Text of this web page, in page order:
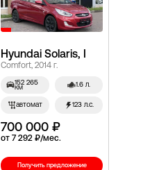
Hyundai Solaris, I
Comfort, 2014 г.
152 265
км 1.6 л.
автомат 123 л.с.
700 000 ₽
от 7 292 ₽/мес.
Получить предложение